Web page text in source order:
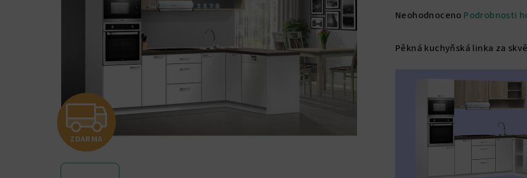
Průměrné
produktu
hvězdiček.
Neohodnoceno Podrobnosti
Pěkná kuchyňská linka za
Z
D
ZDARMA